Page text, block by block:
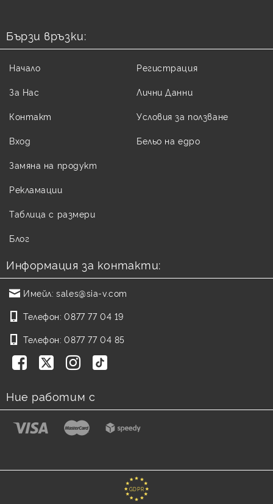
Бързи връзки:
Начало
За Нас
Контакт
Вход
Регистрация
Лични Данни
Условия за ползване
Бельо на едро
Замяна на продукт
Рекламации
Таблица с размери
Блог
Информация за контакти:
Имейл: sales@sia-v.com
Телефон: 0877 77 04 19
Телефон: 0877 77 04 85
Ние работим с
GDPR